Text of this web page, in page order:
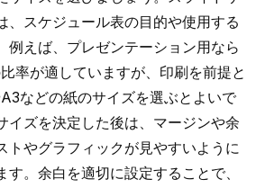
、スケジュール表の目的や使用する
例えば、プレゼンテーション用なら
率が適していますが、印刷を前提と
などの紙のサイズを選ぶとよいで
イズを決定した後は、マージンや余
トやグラフィックが見やすいように
す。余白を適切に設定することで、